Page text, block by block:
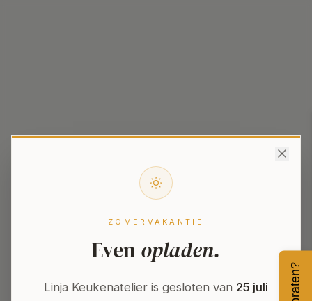
404
ZOMERVAKANTIE
Even opladen.
Linja Keukenatelier is gesloten van 25 juli